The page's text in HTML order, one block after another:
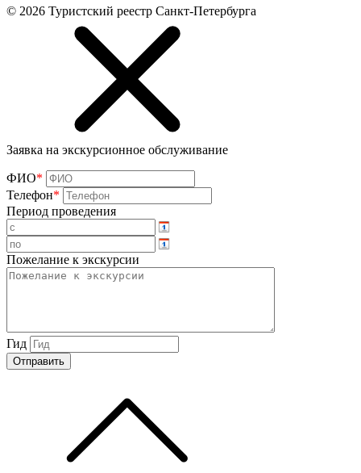
© 2026 Туристский реестр Санкт-Петербурга
Заявка на экскурсионное обслуживание
ФИО*
Телефон*
Период проведения
Пожелание к экскурсии
Гид